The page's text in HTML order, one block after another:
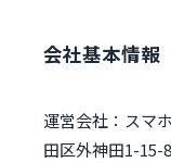
会社基本情報
運営会社：スマ
田区外神田1-